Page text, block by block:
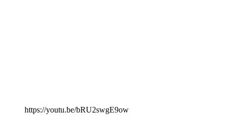
https://youtu.be/bRU2swgE9ow